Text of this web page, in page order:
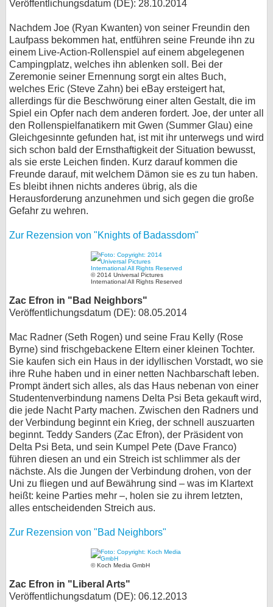
Veröffentlichungsdatum (DE): 28.10.2014
Nachdem Joe (Ryan Kwanten) von seiner Freundin den
Laufpass bekommen hat, entführen seine Freunde ihn zu
einem Live-Action-Rollenspiel auf einem abgelegenen
Campingplatz, welches ihn ablenken soll. Bei der
Zeremonie seiner Ernennung sorgt ein altes Buch,
welches Eric (Steve Zahn) bei eBay ersteigert hat,
allerdings für die Beschwörung einer alten Gestalt, die im
Spiel ein Opfer nach dem anderen fordert. Joe, der unter all
den Rollenspielfanatikern mit Gwen (Summer Glau) eine
Gleichgesinnte gefunden hat, ist mit ihr unterwegs und wird
sich schon bald der Ernsthaftigkeit der Situation bewusst,
als sie erste Leichen finden. Kurz darauf kommen die
Freunde darauf, mit welchem Dämon sie es zu tun haben.
Es bleibt ihnen nichts anderes übrig, als die
Herausforderung anzunehmen und sich gegen die große
Gefahr zu wehren.
Zur Rezension von "Knights of Badassdom"
© 2014 Universal Pictures
International All Rights Reserved
Zac Efron in "Bad Neighbors"
Veröffentlichungsdatum (DE): 08.05.2014
Mac Radner (Seth Rogen) und seine Frau Kelly (Rose
Byrne) sind frischgebackene Eltern einer kleinen Tochter.
Sie kaufen sich ein Haus in der idyllischen Vorstadt, wo sie
ihre Ruhe haben und in einer netten Nachbarschaft leben.
Prompt ändert sich alles, als das Haus nebenan von einer
Studentenverbindung namens Delta Psi Beta gekauft wird,
die jede Nacht Party machen. Zwischen den Radners und
der Verbindung beginnt ein Krieg, der schnell auszuarten
beginnt. Teddy Sanders (Zac Efron), der Präsident von
Delta Psi Beta, und sein Kumpel Pete (Dave Franco)
führen diesen an und ein Streich ist schlimmer als der
nächste. Als die Jungen der Verbindung drohen, von der
Uni zu fliegen und auf Bewährung sind – was im Klartext
heißt: keine Parties mehr –, holen sie zu ihrem letzten,
alles entscheidenden Streich aus.
Zur Rezension von "Bad Neighbors"
© Koch Media GmbH
Zac Efron in "Liberal Arts"
Veröffentlichungsdatum (DE): 06.12.2013